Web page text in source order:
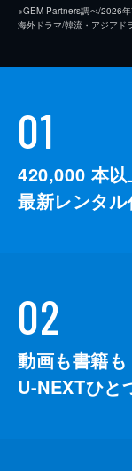
※GEM Partners調べ/2026
海外ドラマ/韓流・アジアド
01
420,000 本以
最新レンタル
02
動画も書籍も
U-NEXTひと